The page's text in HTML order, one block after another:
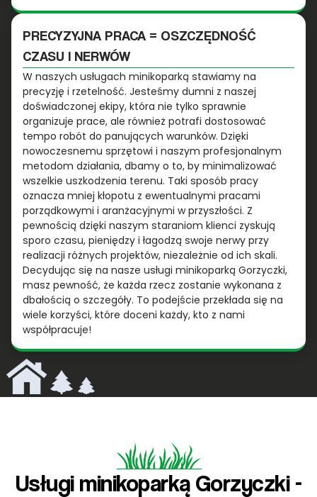
PRECYZYJNA PRACA = OSZCZĘDNOŚĆ
CZASU I NERWÓW
W naszych usługach minikoparką stawiamy na
precyzję i rzetelność. Jesteśmy dumni z naszej
doświadczonej ekipy, która nie tylko sprawnie
organizuje prace, ale również potrafi dostosować
tempo robót do panujących warunków. Dzięki
nowoczesnemu sprzętowi i naszym profesjonalnym
metodom działania, dbamy o to, by minimalizować
wszelkie uszkodzenia terenu. Taki sposób pracy
oznacza mniej kłopotu z ewentualnymi pracami
porządkowymi i aranżacyjnymi w przyszłości. Z
pewnością dzięki naszym staraniom klienci zyskują
sporo czasu, pieniędzy i łagodzą swoje nerwy przy
realizacji różnych projektów, niezależnie od ich skali.
Decydując się na nasze usługi minikoparką Gorzyczki,
masz pewność, że każda rzecz zostanie wykonana z
dbałością o szczegóły. To podejście przekłada się na
wiele korzyści, które doceni każdy, kto z nami
współpracuje!
Usługi minikoparką Gorzyczki -